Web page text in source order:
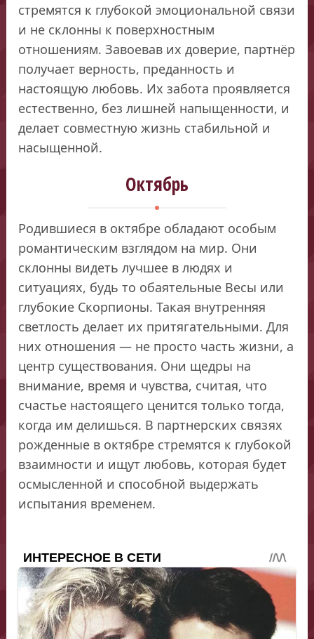
стремятся к глубокой эмоциональной связи
и не склонны к поверхностным
отношениям. Завоевав их доверие, партнёр
получает верность, преданность и
настоящую любовь. Их забота проявляется
естественно, без лишней напыщенности, и
делает совместную жизнь стабильной и
насыщенной.
Октябрь
Родившиеся в октябре обладают особым
романтическим взглядом на мир. Они
склонны видеть лучшее в людях и
ситуациях, будь то обаятельные Весы или
глубокие Скорпионы. Такая внутренняя
светлость делает их притягательными. Для
них отношения — не просто часть жизни, а
центр существования. Они щедры на
внимание, время и чувства, считая, что
счастье настоящего ценится только тогда,
когда им делишься. В партнерских связях
рожденные в октябре стремятся к глубокой
взаимности и ищут любовь, которая будет
осмысленной и способной выдержать
испытания временем.